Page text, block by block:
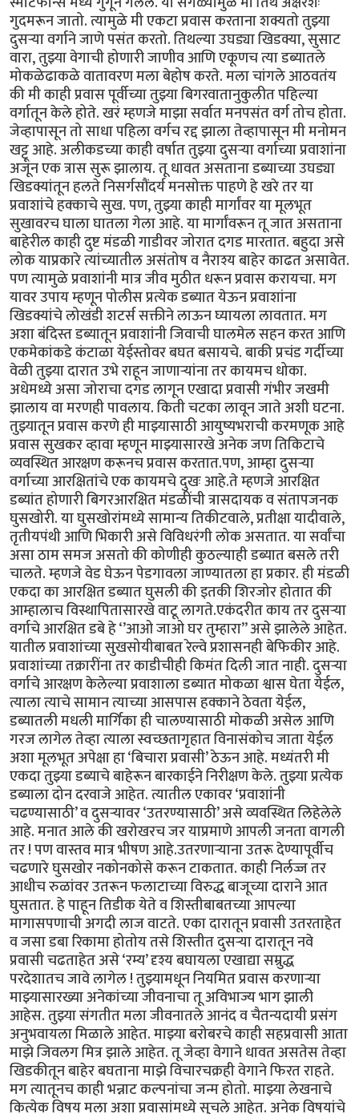
गुदमरून जातो. त्यामुळे मी एकटा प्रवास करताना शक्यतो तुझ्या
दुसऱ्या वर्गाने जाणे पसंत करतो. तिथल्या उघड्या खिडक्या, सुसाट
वारा, तुझ्या वेगाची होणारी जाणीव आणि एकूणच त्या डब्यातले
मोकळेढाकळे वातावरण मला बेहोष करते. मला चांगले आठवतंय
की मी काही प्रवास पूर्वीच्या तुझ्या बिगरवातानुकुलीत पहिल्या
वर्गातून केले होते. खरं म्हणजे माझा सर्वात मनपसंत वर्ग तोच होता.
जेव्हापासून तो साधा पहिला वर्गच रद्द झाला तेव्हापासून मी मनोमन
खट्टू आहे. अलीकडच्या काही वर्षात तुझ्या दुसऱ्या वर्गाच्या प्रवाशांना
अजून एक त्रास सुरू झालाय. तू धावत असताना डब्याच्या उघड्या
खिडक्यांतून हलते निसर्गसौंदर्य मनसोक्त पाहणे हे खरे तर या
प्रवाशांचे हक्काचे सुख. पण, तुझ्या काही मार्गांवर या मूलभूत
सुखावरच घाला घातला गेला आहे. या मार्गांवरून तू जात असताना
बाहेरील काही दुष्ट मंडळी गाडीवर जोरात दगड मारतात. बहुदा असे
लोक याप्रकारे त्यांच्यातील असंतोष व नैराश्य बाहेर काढत असावेत.
पण त्यामुळे प्रवाशांनी मात्र जीव मुठीत धरून प्रवास करायचा. मग
यावर उपाय म्हणून पोलीस प्रत्येक डब्यात येऊन प्रवाशांना
खिडक्यांचे लोखंडी शटर्स सक्तीने लाऊन घ्यायला लावतात. मग
अशा बंदिस्त डब्यातून प्रवाशांनी जिवाची घालमेल सहन करत आणि
एकमेकांकडे कंटाळा येईस्तोवर बघत बसायचे. बाकी प्रचंड गर्दीच्या
वेळी तुझ्या दारात उभे राहून जाणाऱ्यांना तर कायमच धोका.
अधेमध्ये असा जोराचा दगड लागून एखादा प्रवासी गंभीर जखमी
झालाय वा मरणही पावलाय. किती चटका लावून जाते अशी घटना.
तुझ्यातून प्रवास करणे ही माझ्यासाठी आयुष्यभराची करमणूक आहे
प्रवास सुखकर व्हावा म्हणून माझ्यासारखे अनेक जण तिकिटाचे
व्यवस्थित आरक्षण करूनच प्रवास करतात.पण, आम्हा दुसऱ्या
वर्गाच्या आरक्षितांचे एक कायमचे दुखः आहे.ते म्हणजे आरक्षित
डब्यांत होणारी बिगरआरक्षित मंडळींची त्रासदायक व संतापजनक
घुसखोरी. या घुसखोरांमध्ये सामान्य तिकीटवाले, प्रतीक्षा यादीवाले,
तृतीयपंथी आणि भिकारी असे विविधरंगी लोक असतात. या सर्वांचा
असा ठाम समज असतो की कोणीही कुठल्याही डब्यात बसले तरी
चालते. म्हणजे वेड घेऊन पेडगावला जाण्यातला हा प्रकार. ही मंडळी
एकदा का आरक्षित डब्यात घुसली की इतकी शिरजोर होतात की
आम्हालाच विस्थापितासारखे वाटू लागते.एकंदरीत काय तर दुसऱ्या
वर्गाचे आरक्षित डबे हे ‘’आओ जाओ घर तुम्हारा’’ असे झालेले आहेत.
यातील प्रवाशांच्या सुखसोयीबाबत रेल्वे प्रशासनही बेफिकीर आहे.
प्रवाशांच्या तक्रारींना तर काडीचीही किमंत दिली जात नाही. दुसऱ्या
वर्गाचे आरक्षण केलेल्या प्रवाशाला डब्यात मोकळा श्वास घेता येईल,
त्याला त्याचे सामान त्याच्या आसपास हक्काने ठेवता येईल,
डब्यातली मधली मार्गिका ही चालण्यासाठी मोकळी असेल आणि
गरज लागेल तेव्हा त्याला स्वच्छतागृहात विनासंकोच जाता येईल
अशा मूलभूत अपेक्षा हा ‘बिचारा प्रवासी’ ठेऊन आहे. मध्यंतरी मी
एकदा तुझ्या डब्याचे बाहेरून बारकाईने निरीक्षण केले. तुझ्या प्रत्येक
डब्याला दोन दरवाजे आहेत. त्यातील एकावर ‘प्रवाशांनी
चढण्यासाठी’ व दुसऱ्यावर ‘उतरण्यासाठी’ असे व्यवस्थित लिहेलेले
आहे. मनात आले की खरोखरच जर याप्रमाणे आपली जनता वागली
तर ! पण वास्तव मात्र भीषण आहे.उतरणाऱ्याना उतरू देण्यापूर्वीच
चढणारे घुसखोर नकोनकोसे करून टाकतात. काही निर्लज्ज तर
आधीच रुळांवर उतरून फलाटाच्या विरुद्ध बाजूच्या दाराने आत
घुसतात. हे पाहून तिडीक येते व शिस्तीबाबतच्या आपल्या
मागासपणाची अगदी लाज वाटते. एका दारातून प्रवासी उतरताहेत
व जसा डबा रिकामा होतोय तसे शिस्तीत दुसऱ्या दारातून नवे
प्रवासी चढताहेत असे ‘रम्य’ दृश्य बघायला एखाद्या सम्रुद्ध
परदेशातच जावे लागेल ! तुझ्यामधून नियमित प्रवास करणाऱ्या
माझ्यासारख्या अनेकांच्या जीवनाचा तू अविभाज्य भाग झाली
आहेस. तुझ्या संगतीत मला जीवनातले आनंद व चैतन्यदायी प्रसंग
अनुभवायला मिळाले आहेत. माझ्या बरोबरचे काही सहप्रवासी आता
माझे जिवलग मित्र झाले आहेत. तू जेव्हा वेगाने धावत असतेस तेव्हा
खिडकीतून बाहेर बघताना माझे विचारचक्रही वेगाने फिरत राहते.
मग त्यातूनच काही भन्नाट कल्पनांचा जन्म होतो. माझ्या लेखनाचे
कित्येक विषय मला अशा प्रवासांमध्ये सुचले आहेत. अनेक विषयांचे